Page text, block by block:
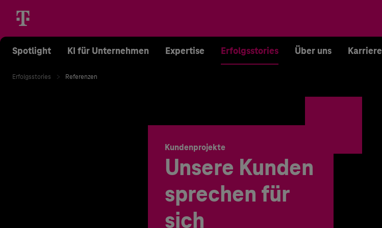
Spotlight KI für Unternehmen Expertise Erfolgsstories Über uns Karriere
Erfolgsstories Referenzen
Kundenprojekte
Unsere Kunden
sprechen für
sich